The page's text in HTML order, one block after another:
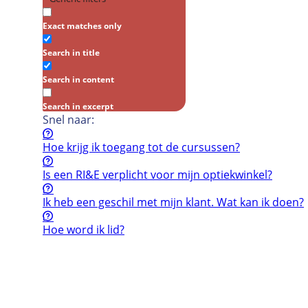
Exact matches only
Search in title
Search in content
Search in excerpt
Snel naar:
Hoe krijg ik toegang tot de cursussen?
Is een RI&E verplicht voor mijn optiekwinkel?
Ik heb een geschil met mijn klant. Wat kan ik doen?
Hoe word ik lid?